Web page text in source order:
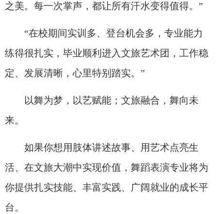
之美。每一次掌声，都让所有汗水变得值得。”
“在校期间实训多、登台机会多，专业能力
练得很扎实，毕业顺利进入文旅艺术团，工作稳
定、发展清晰，心里特别踏实。”
以舞为梦，以艺赋能；文旅融合，舞向未
来。
如果你想用肢体讲述故事、用艺术点亮生
活、在文旅大潮中实现价值，舞蹈表演专业将为
你提供扎实技能、丰富实践、广阔就业的成长平
台。